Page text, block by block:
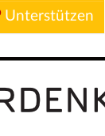
Unterstützen